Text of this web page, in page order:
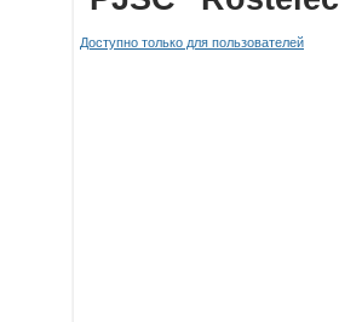
Доступно только для пользователей